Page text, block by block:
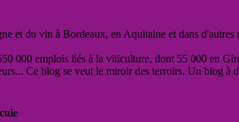
et du vin à Bordeaux, en Aquitaine et dans d'autres
000 emplois liés à la viticulture, dont 55 000 en
Ce blog se veut le miroir des terroirs. Un blog